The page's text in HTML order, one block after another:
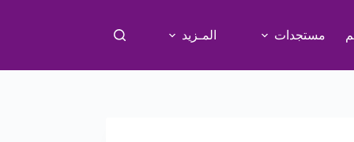
مستجدات المـزيد